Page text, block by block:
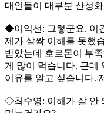
대인들이 대부분 산성
◆이익선: 그렇군요. 이
제가 살짝 이해를 못했
받았는데 호르몬이 부
게 많이 먹습니다. 근데
이유를 알고 싶습니다.
◇최수영: 이해가 잘 안